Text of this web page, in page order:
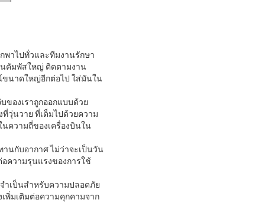
พาไปทั่วและทีมงานรักษา
นคัมพัสใหญ่ ติดตามงาน
ขนาดใหญ่อีกต่อไป ใส่มันใน
ของเราถูกออกแบบด้วย
วุ่นวาย ที่เต็มไปด้วยความ
ความถี่ของเครื่องบินใน
านกับอากาศ ไม่ว่าจะเป็นวัน
ความรุนแรงของการใช้
าเป็นสําหรับความปลอดภัย
มเติมต่อความคุกคามจาก